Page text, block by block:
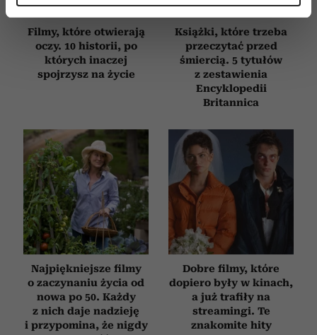
dane są przetwarzane oraz ustaw własne preferencje w
sekcji szczegółów. W Deklaracji plików cookie możesz
zmienić lub wycofać swoją zgodę w dowolnej chwili.
Wykorzystujemy pliki cookie do spersonalizowania treści
analizować ruch w naszej witrynie. Informacje o tym, jak
korzystasz z naszej witryny, udostępniamy partnerom
społecznościowym, reklamowym i analitycznym.
Partnerzy mogą połączyć te informacje z innymi danymi
otrzymanymi od Ciebie lub uzyskanymi podczas
korzystania z ich usług.
Filmy, które otwierają
oczy. 10 historii, po
których inaczej
spojrzysz na życie
Książki, które trzeba
przeczytać przed
śmiercią. 5 tytułów
z zestawienia
Encyklopedii
Britannica
Najpiękniejsze filmy
o zaczynaniu życia od
nowa po 50. Każdy
z nich daje nadzieję
i przypomina, że nigdy
Dobre filmy, które
dopiero były w kinach,
a już trafiły na
streamingi. Te
znakomite hity